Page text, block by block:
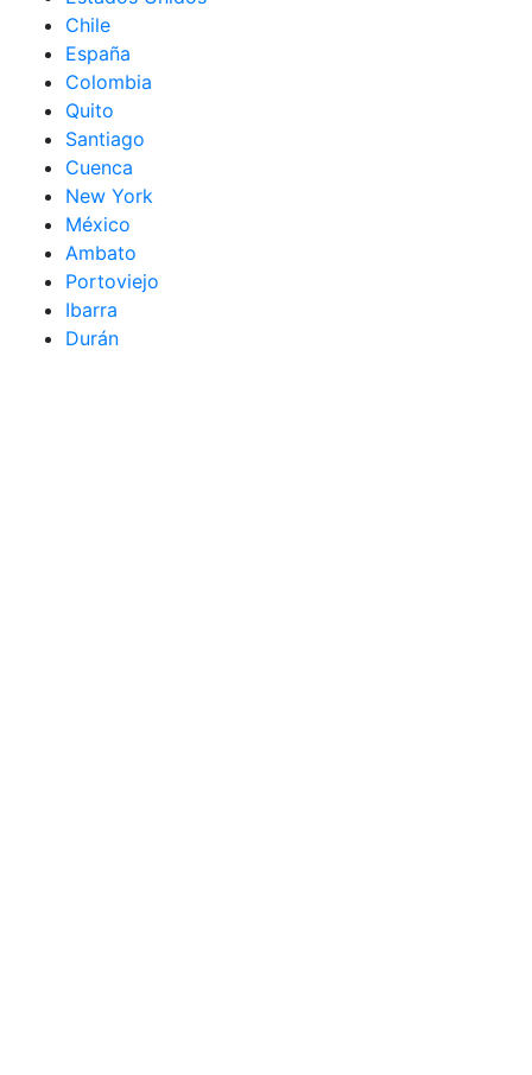
Chile
España
Colombia
Quito
Santiago
Cuenca
New York
México
Ambato
Portoviejo
Ibarra
Durán